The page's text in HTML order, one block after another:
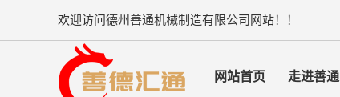
欢迎访问德州善通机械制造有限公司网站！！
网站首页 走进善通